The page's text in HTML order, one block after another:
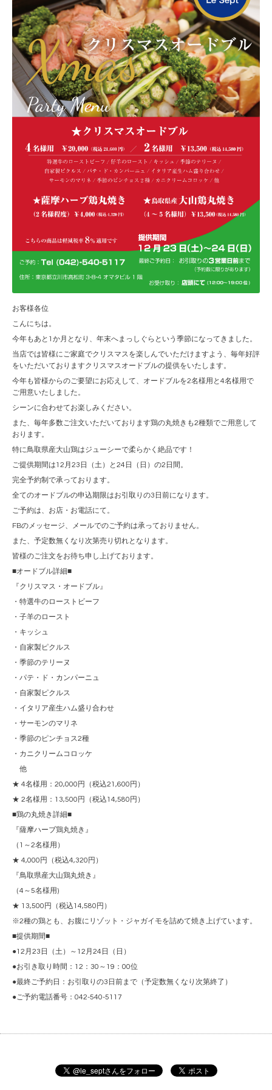
お客様各位
こんにちは。
今年もあと1か月となり、年末へまっしぐらという季節になってきました。
当店では皆様にご家庭でクリスマスを楽しんでいただけますよう、毎年好評
をいただいておりますクリスマスオードブルの提供をいたします。
今年も皆様からのご要望にお応えして、オードブルを2名様用と4名様用で
ご用意いたしました。
シーンに合わせてお楽しみください。
また、毎年多数ご注文いただいております鶏の丸焼きも2種類でご用意して
おります。
特に鳥取県産大山鶏はジューシーで柔らかく絶品です！
ご提供期間は12月23日（土）と24日（日）の2日間。
完全予約制で承っております。
全てのオードブルの申込期限はお引取りの3日前になります。
ご予約は、お店・お電話にて。
FBのメッセージ、メールでのご予約は承っておりません。
また、予定数無くなり次第売り切れとなります。
皆様のご注文をお待ち申し上げております。
■オードブル詳細■
『クリスマス・オードブル』
・特選牛のローストビーフ
・子羊のロースト
・キッシュ
・自家製ピクルス
・季節のテリーヌ
・パテ・ド・カンパーニュ
・自家製ピクルス
・イタリア産生ハム盛り合わせ
・サーモンのマリネ
・季節のピンチョス2種
・カニクリームコロッケ
他
★ 4名様用：20,000円（税込21,600円）
★ 2名様用：13,500円（税込14,580円）
■鶏の丸焼き詳細■
『薩摩ハーブ鶏丸焼き』
（1～2名様用）
★ 4,000円（税込4,320円）
『鳥取県産大山鶏丸焼き』
（4～5名様用)
★ 13,500円（税込14,580円）
※2種の鶏とも、お腹にリゾット・ジャガイモを詰めて焼き上げています。
■提供期間■
●12月23日（土）～12月24日（日）
●お引き取り時間：12：30～19：00位
●最終ご予約日：お引取りの3日前まで（予定数無くなり次第終了）
●ご予約電話番号：042-540-5117